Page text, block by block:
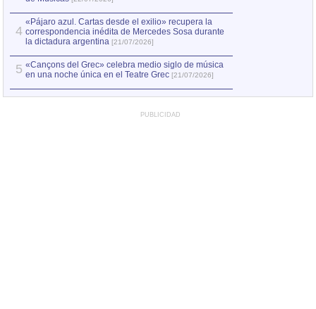
4
«Pájaro azul. Cartas desde el exilio» recupera la
correspondencia inédita de Mercedes Sosa durante
la dictadura argentina [21/07/2026]
5 «Cançons del Grec» celebra medio siglo de música
en una noche única en el Teatre Grec [21/07/2026]
PUBLICIDAD